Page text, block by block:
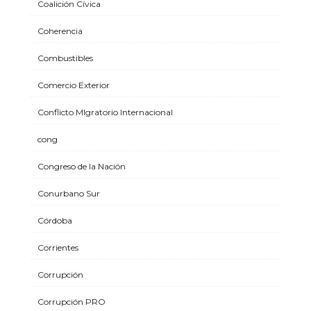
Coalición Cívica
Coherencia
Combustibles
Comercio Exterior
Conflicto MIgratorio Internacional
cong
Congreso de la Nación
Conurbano Sur
Córdoba
Corrientes
Corrupción
Corrupción PRO